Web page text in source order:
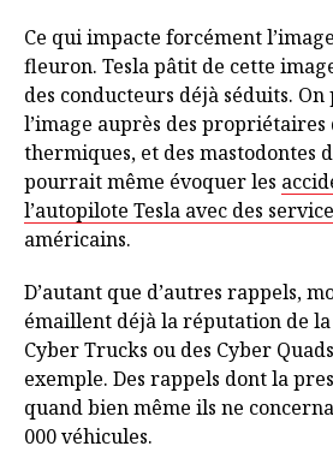
Ce qui impacte forcément
fleuron. Tesla pâtit de cette
des conducteurs déjà séduits.
l’image auprès des propriétaires
thermiques, et des mastodontes
pourrait même évoquer les
l’autopilote Tesla avec des
américains.
D’autant que d’autres rappels,
émaillent déjà la réputation de
Cyber Trucks ou des Cyber
exemple. Des rappels dont la
quand bien même ils ne
000 véhicules.